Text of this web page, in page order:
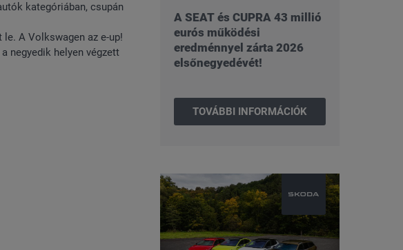
kategóriában, csupán
A Volkswagen az e-up!
negyedik helyen végzett
A SEAT és CUPRA 43 millió
eurós működési
eredménnyel zárta 2026
elsőnegyedévét!
TOVÁBBI INFORMÁCIÓK